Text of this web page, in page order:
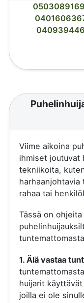
0503089169
Viime aikoina
ihmiset joutuvat
tekniikoita,
harhaanjohtavia
rahaa tai
Tässä on
1. Älä vastaa
huijarit
joilla ei ole